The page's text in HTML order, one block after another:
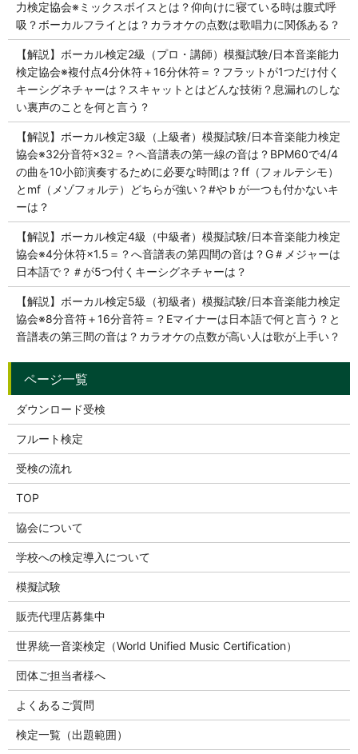
力検定協会※ミックスボイスとは？仰向けに寝ている時は腹式呼
吸？ボーカルフライとは？カラオケの点数は歌唱力に関係ある？
【解説】ボーカル検定2級（プロ・講師）模擬試験/日本音楽能力
検定協会※複付点4分休符＋16分休符＝？フラットが1つだけ付く
キーシグネチャーは？スキャットとはどんな技術？息漏れのしな
い裏声のことを何と言う？
【解説】ボーカル検定3級（上級者）模擬試験/日本音楽能力検定
協会※32分音符×32＝？へ音譜表の第一線の音は？BPM60で4/4
の曲を10小節演奏するために必要な時間は？ff（フォルテシモ）
とmf（メゾフォルテ）どちらが強い？#や♭が一つも付かないキ
ーは？
【解説】ボーカル検定4級（中級者）模擬試験/日本音楽能力検定
協会※4分休符×1.5＝？へ音譜表の第四間の音は？G＃メジャーは
日本語で？＃が5つ付くキーシグネチャーは？
【解説】ボーカル検定5級（初級者）模擬試験/日本音楽能力検定
協会※8分音符＋16分音符＝？Eマイナーは日本語で何と言う？と
音譜表の第三間の音は？カラオケの点数が高い人は歌が上手い？
ダウンロード受検
フルート検定
受検の流れ
TOP
協会について
学校への検定導入について
模擬試験
販売代理店募集中
世界統一音楽検定（World Unified Music Certification）
団体ご担当者様へ
よくあるご質問
検定一覧（出題範囲）